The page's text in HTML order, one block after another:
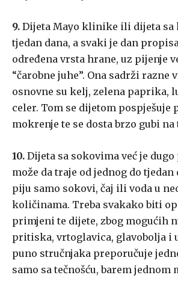
9. Dijeta Mayo klinike ili dijeta sa
tjedan dana, a svaki je dan
određena vrsta hrane, uz pijenje
“čarobne juhe”. Ona sadrži razne
osnovne su kelj, zelena paprika,
celer. Tom se dijetom pospješuje
mokrenje te se dosta brzo gubi
10. Dijeta sa sokovima već je
može da traje od jednog do tjedan
piju samo sokovi, čaj ili voda u
količinama. Treba svakako biti
primjeni te dijete, zbog mogućih
pritiska, vrtoglavica, glavobolja i
puno stručnjaka preporučuje
samo sa tečnošću, barem jednom